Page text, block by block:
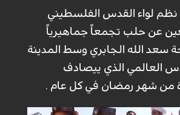
نظم لواء القدس الفلسطيني
عن حلب تجمعاً جماهيرياً
سعد الله الجابري وسط المدينة
العالمي الذي ييصادف
من شهر رمضان في كل عام .